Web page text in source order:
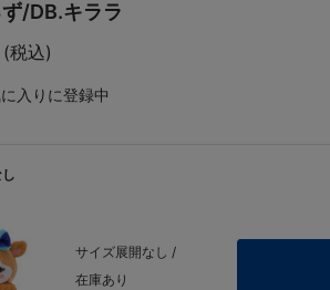
/DB.キララ
(税込)
入りに登録中
サイズ展開なし /
在庫あり